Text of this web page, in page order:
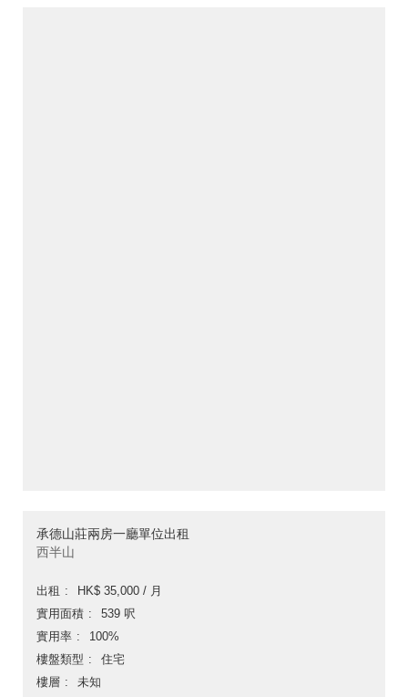
承德山莊兩房一廳單位出租
西半山
出租
HK$ 35,000 / 月
實用面積
539 呎
實用率
100%
樓盤類型
住宅
樓層
未知